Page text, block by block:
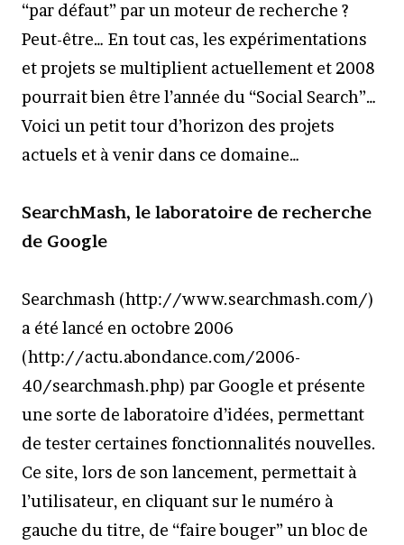
“par défaut” par un moteur de recherche ?
Peut-être… En tout cas, les expérimentations
et projets se multiplient actuellement et 2008
pourrait bien être l’année du “Social Search”…
Voici un petit tour d’horizon des projets
actuels et à venir dans ce domaine…
SearchMash, le laboratoire de recherche
de Google
Searchmash (http://www.searchmash.com/)
a été lancé en octobre 2006
(http://actu.abondance.com/2006-
40/searchmash.php) par Google et présente
une sorte de laboratoire d’idées, permettant
de tester certaines fonctionnalités nouvelles.
Ce site, lors de son lancement, permettait à
l’utilisateur, en cliquant sur le numéro à
gauche du titre, de “faire bouger” un bloc de